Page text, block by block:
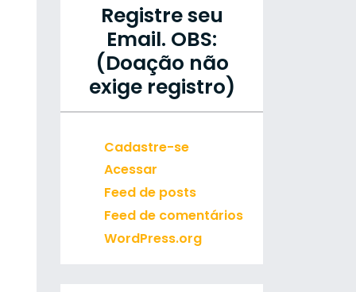
Registre seu
Email. OBS:
(Doação não
exige registro)
Cadastre-se
Acessar
Feed de posts
Feed de comentários
WordPress.org